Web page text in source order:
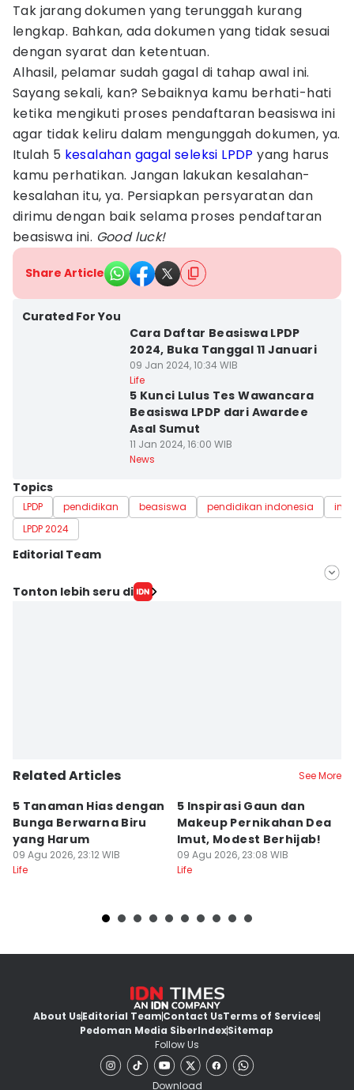
Tak jarang dokumen yang terunggah kurang
lengkap. Bahkan, ada dokumen yang tidak sesuai
dengan syarat dan ketentuan.
Alhasil, pelamar sudah gagal di tahap awal ini.
Sayang sekali, kan? Sebaiknya kamu berhati-hati
ketika mengikuti proses pendaftaran beasiswa ini
agar tidak keliru dalam mengunggah dokumen, ya.
Itulah 5 kesalahan gagal seleksi LPDP yang harus
kamu perhatikan. Jangan lakukan kesalahan-
kesalahan itu, ya. Persiapkan persyaratan dan
dirimu dengan baik selama proses pendaftaran
beasiswa ini. Good luck!
Share Article
Curated For You
Cara Daftar Beasiswa LPDP
2024, Buka Tanggal 11 Januari
09 Jan 2024, 10:34 WIB
Life
5 Kunci Lulus Tes Wawancara
Beasiswa LPDP dari Awardee
Asal Sumut
11 Jan 2024, 16:00 WIB
News
Topics
LPDP pendidikan beasiswa pendidikan indonesia
LPDP 2024
Editorial Team
Editor
Tonton lebih seru di
Related Articles See More
5 Tanaman Hias dengan
Bunga Berwarna Biru
yang Harum
09 Agu 2026, 23:12 WIB
Life
5 Inspirasi Gaun dan
Makeup Pernikahan Dea
Imut, Modest Berhijab!
09 Agu 2026, 23:08 WIB
Life
About UsEditorial TeamContact UsTerms of Services
Pedoman Media SiberIndexSitemap
Follow Us
Download